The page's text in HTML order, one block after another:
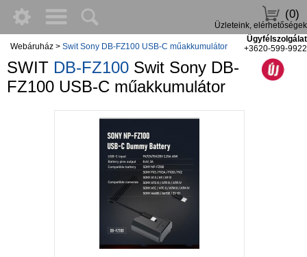
(0)
Üzleteink, elérhetőségek
Ügyfélszolgálat
+3620-599-9922
Webáruház > Swit Sony DB-FZ100 USB-C műakkumulátor
SWIT DB-FZ100 Swit Sony DB-
FZ100 USB-C műakkumulátor